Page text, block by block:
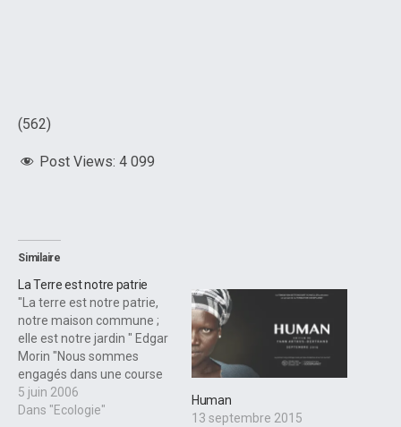
(562)
Post Views: 4 099
Similaire
La Terre est notre patrie
"La terre est notre patrie,
notre maison commune ;
elle est notre jardin " Edgar
Morin "Nous sommes
engagés dans une course
de vitesse entre
l'avènement des
5 juin 2006
Dans "Ecologie"
Human
13 septembre 2015